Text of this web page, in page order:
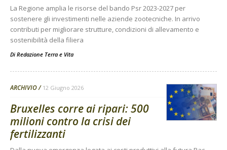
La Regione amplia le risorse del bando Psr 2023-2027 per
sostenere gli investimenti nelle aziende zootecniche. In arrivo
contributi per migliorare strutture, condizioni di allevamento e
sostenibilità della filiera
Di Redazione Terra e Vita
ARCHIVIO 12 Giugno 2026
Bruxelles corre ai ripari: 500
milioni contro la crisi dei
fertilizzanti